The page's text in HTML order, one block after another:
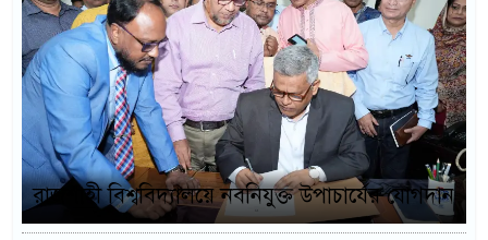
রাজশাহী বিশ্ববিদ্যালয়ে নবনিযুক্ত উপাচার্যের যোগদান